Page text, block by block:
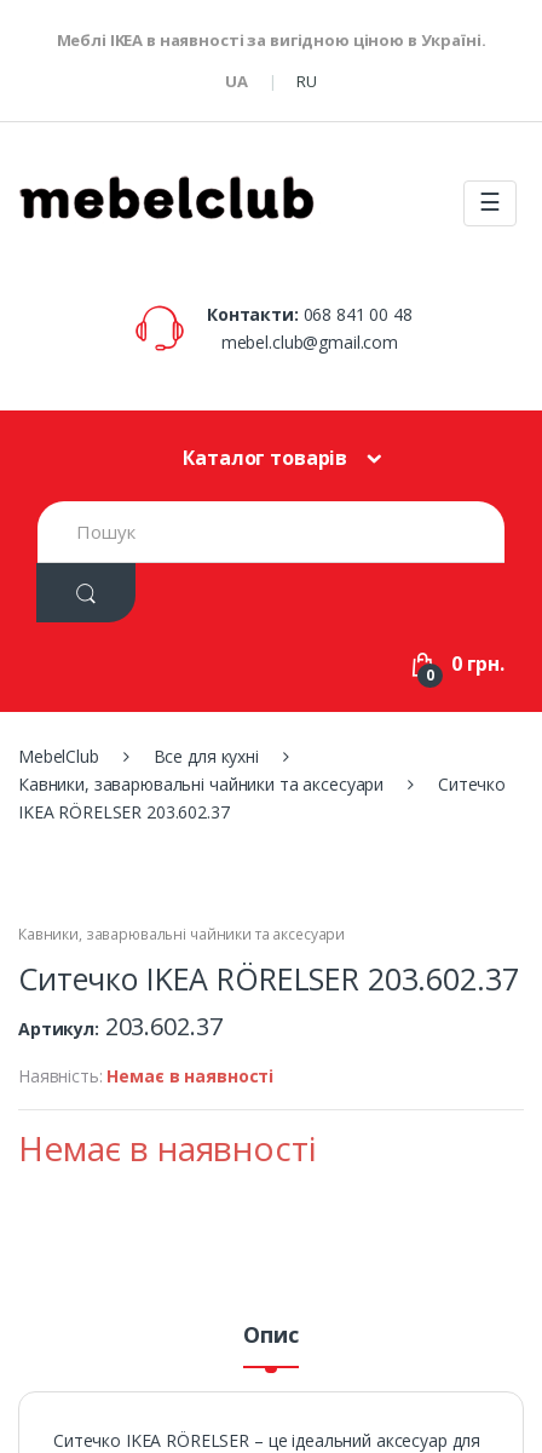
Меблі IKEA в наявності за вигідною ціною в Україні.
UA
RU
☰
Контакти: 068 841 00 48
mebel.club@gmail.com
Каталог товарів
S
e
h
:
0 0 грн.
MebelClub
Все для кухні
Кавники, заварювальні чайники та аксесуари
Ситечко
IKEA RÖRELSER 203.602.37
Кавники, заварювальні чайники та аксесуари
Ситечко IKEA RÖRELSER 203.602.37
Артикул: 203.602.37
Наявність: Немає в наявності
Немає в наявності
Опис
Ситечко IKEA RÖRELSER – це ідеальний аксесуар для